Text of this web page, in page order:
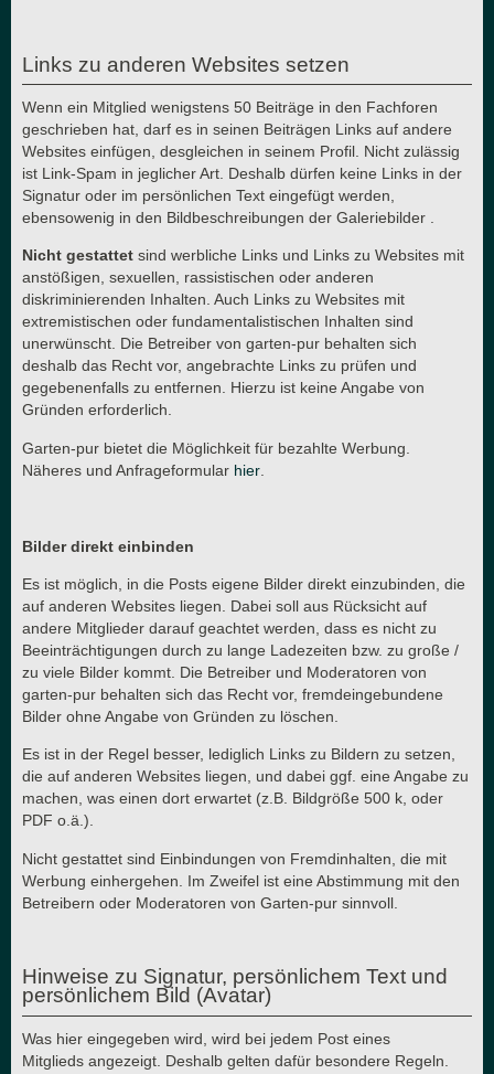
Links zu anderen Websites setzen
Wenn ein Mitglied wenigstens 50 Beiträge in den Fachforen
geschrieben hat, darf es in seinen Beiträgen Links auf andere
Websites einfügen, desgleichen in seinem Profil. Nicht zulässig
ist Link-Spam in jeglicher Art. Deshalb dürfen keine Links in der
Signatur oder im persönlichen Text eingefügt werden,
ebensowenig in den Bildbeschreibungen der Galeriebilder .
Nicht gestattet sind werbliche Links und Links zu Websites mit
anstößigen, sexuellen, rassistischen oder anderen
diskriminierenden Inhalten. Auch Links zu Websites mit
extremistischen oder fundamentalistischen Inhalten sind
unerwünscht. Die Betreiber von garten-pur behalten sich
deshalb das Recht vor, angebrachte Links zu prüfen und
gegebenenfalls zu entfernen. Hierzu ist keine Angabe von
Gründen erforderlich.
Garten-pur bietet die Möglichkeit für bezahlte Werbung.
Näheres und Anfrageformular hier
Bilder direkt einbinden
Es ist möglich, in die Posts eigene Bilder direkt einzubinden, die
auf anderen Websites liegen. Dabei soll aus Rücksicht auf
andere Mitglieder darauf geachtet werden, dass es nicht zu
Beeinträchtigungen durch zu lange Ladezeiten bzw. zu große /
zu viele Bilder kommt. Die Betreiber und Moderatoren von
garten-pur behalten sich das Recht vor, fremdeingebundene
Bilder ohne Angabe von Gründen zu löschen.
Es ist in der Regel besser, lediglich Links zu Bildern zu setzen,
die auf anderen Websites liegen, und dabei ggf. eine Angabe zu
machen, was einen dort erwartet (z.B. Bildgröße 500 k, oder
PDF o.ä.).
Nicht gestattet sind Einbindungen von Fremdinhalten, die mit
Werbung einhergehen. Im Zweifel ist eine Abstimmung mit den
Betreibern oder Moderatoren von Garten-pur sinnvoll.
Hinweise zu Signatur, persönlichem Text und
persönlichem Bild (Avatar)
Was hier eingegeben wird, wird bei jedem Post eines
Mitglieds angezeigt. Deshalb gelten dafür besondere Regeln.